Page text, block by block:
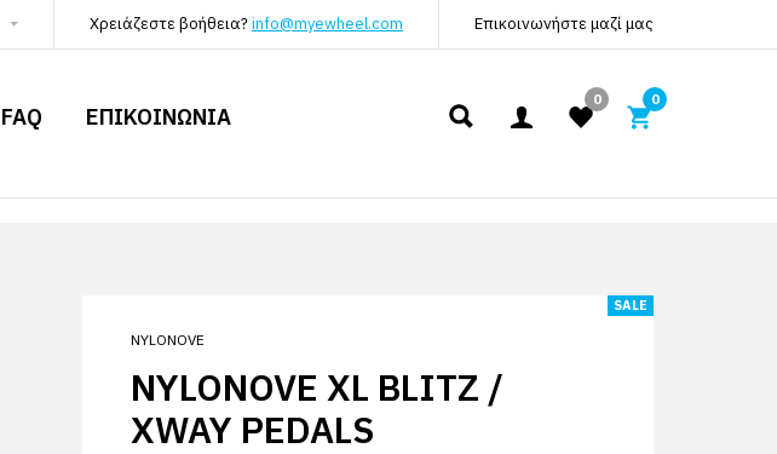
Χρειάζεστε βοήθεια?info@myewheel.com Επικοινωνήστε μαζί μας
FAQ ΕΠΙΚΟΙΝΩΝΙΑ
0 0
NYLONOVE
SALE
NYLONOVE XL BLITZ /
XWAY PEDALS